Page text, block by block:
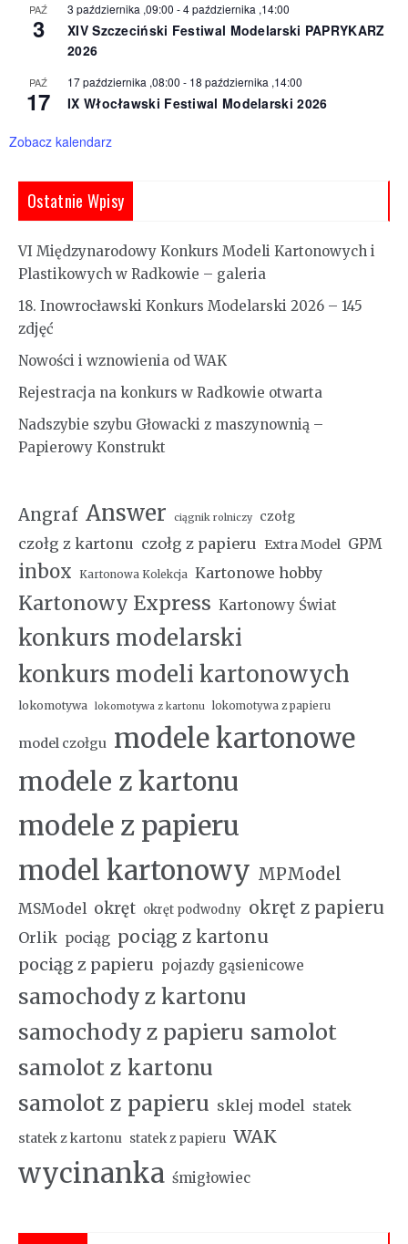
PAŹ
3
3 października ,09:00 -4 października ,14:00
XIV Szczeciński Festiwal Modelarski PAPRYKARZ
2026
PAŹ
17
17 października ,08:00 - 18 października ,14:00
IX Włocławski Festiwal Modelarski 2026
Zobacz kalendarz
Ostatnie Wpisy
VI Międzynarodowy Konkurs Modeli Kartonowych i
Plastikowych w Radkowie – galeria
18. Inowrocławski Konkurs Modelarski 2026 – 145
zdjęć
Nowości i wznowienia od WAK
Rejestracja na konkurs w Radkowie otwarta
Nadszybie szybu Głowacki z maszynownią –
Papierowy Konstrukt
Angraf Answer ciągnik rolniczy czołg
czołg z kartonu czołg z papieru Extra Model GPM
inbox Kartonowa Kolekcja Kartonowe hobby
Kartonowy Express Kartonowy Świat
konkurs modelarski
konkurs modeli kartonowych
lokomotywa lokomotywa z kartonu lokomotywa z papieru
model czołgu modele kartonowe
modele z kartonu
modele z papieru
model kartonowy MPModel
MSModel okręt okręt podwodny okręt z papieru
Orlik pociąg pociąg z kartonu
pociąg z papieru pojazdy gąsienicowe
samochody z kartonu
samochody z papieru samolot
samolot z kartonu
samolot z papieru sklej model statek
statek z kartonu statek z papieru WAK
wycinanka śmigłowiec